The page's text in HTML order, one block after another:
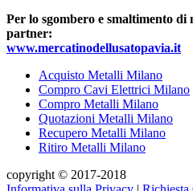
Per lo sgombero e smaltimento
partner:
www.mercatinodellusatopavia.it
Acquisto Metalli Milano
Compro Cavi Elettrici Milano
Compro Metalli Milano
Quotazioni Metalli Milano
Recupero Metalli Milano
Ritiro Metalli Milano
copyright © 2017-2018